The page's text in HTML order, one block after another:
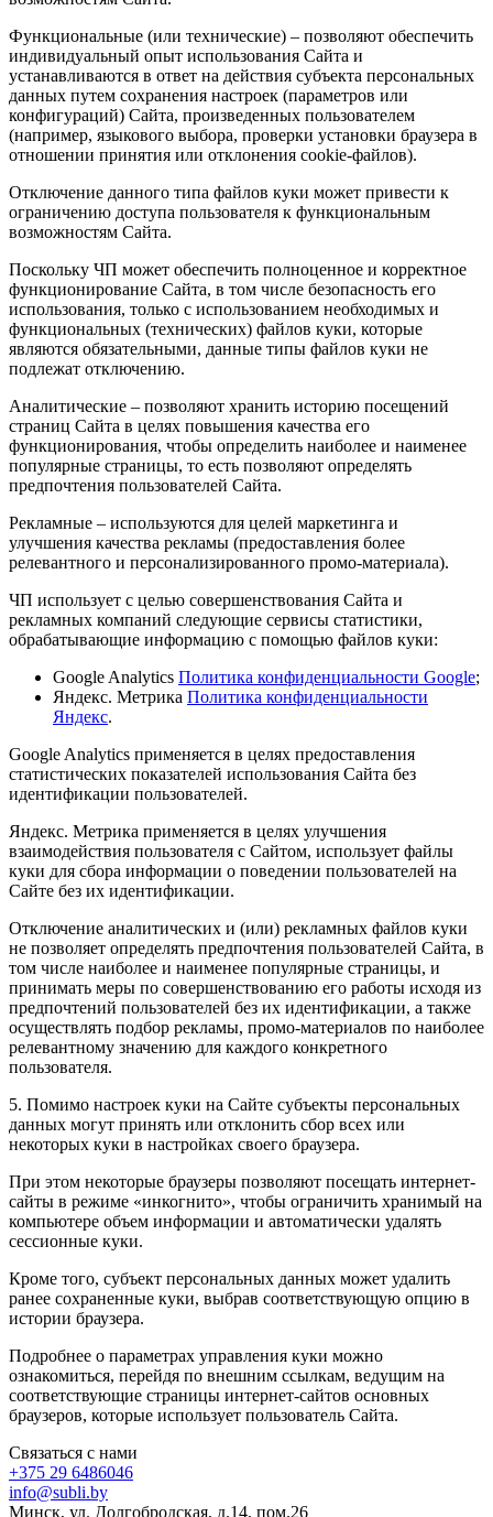
Функциональные (или технические) – позволяют обеспечить
индивидуальный опыт использования Сайта и
устанавливаются в ответ на действия субъекта персональных
данных путем сохранения настроек (параметров или
конфигураций) Сайта, произведенных пользователем
(например, языкового выбора, проверки установки браузера в
отношении принятия или отклонения cookie-файлов).
Отключение данного типа файлов куки может привести к
ограничению доступа пользователя к функциональным
возможностям Сайта.
Поскольку ЧП может обеспечить полноценное и корректное
функционирование Сайта, в том числе безопасность его
использования, только с использованием необходимых и
функциональных (технических) файлов куки, которые
являются обязательными, данные типы файлов куки не
подлежат отключению.
Аналитические – позволяют хранить историю посещений
страниц Сайта в целях повышения качества его
функционирования, чтобы определить наиболее и наименее
популярные страницы, то есть позволяют определять
предпочтения пользователей Сайта.
Рекламные – используются для целей маркетинга и
улучшения качества рекламы (предоставления более
релевантного и персонализированного промо-материала).
ЧП использует с целью совершенствования Сайта и
рекламных компаний следующие сервисы статистики,
обрабатывающие информацию с помощью файлов куки:
Google Analytics Политика конфиденциальности Google;
Яндекс. Метрика Политика конфиденциальности
Яндекс.
Google Analytics применяется в целях предоставления
статистических показателей использования Сайта без
идентификации пользователей.
Яндекс. Метрика применяется в целях улучшения
взаимодействия пользователя с Сайтом, использует файлы
куки для сбора информации о поведении пользователей на
Сайте без их идентификации.
Отключение аналитических и (или) рекламных файлов куки
не позволяет определять предпочтения пользователей Сайта, в
том числе наиболее и наименее популярные страницы, и
принимать меры по совершенствованию его работы исходя из
предпочтений пользователей без их идентификации, а также
осуществлять подбор рекламы, промо-материалов по наиболее
релевантному значению для каждого конкретного
пользователя.
5. Помимо настроек куки на Сайте субъекты персональных
данных могут принять или отклонить сбор всех или
некоторых куки в настройках своего браузера.
При этом некоторые браузеры позволяют посещать интернет-
сайты в режиме «инкогнито», чтобы ограничить хранимый на
компьютере объем информации и автоматически удалять
сессионные куки.
Кроме того, субъект персональных данных может удалить
ранее сохраненные куки, выбрав соответствующую опцию в
истории браузера.
Подробнее о параметрах управления куки можно
ознакомиться, перейдя по внешним ссылкам, ведущим на
соответствующие страницы интернет-сайтов основных
браузеров, которые использует пользователь Сайта.
Связаться с нами
+375 29 6486046
info@subli.by
Минск, ул. Долгобродская, д.14, пом.26